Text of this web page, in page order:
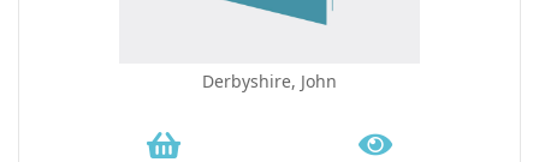
Derbyshire, John